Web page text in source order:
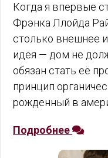
Когда я впервые
Фрэнка Ллойда
столько внешнее
идея — дом не
обязан стать её
принцип
рожденный в
Подробнее